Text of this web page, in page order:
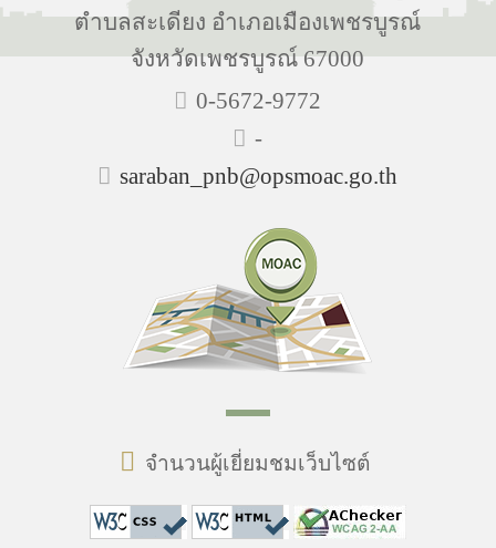
ตำบลสะเดียง อำเภอเมืองเพชรบูรณ์
จังหวัดเพชรบูรณ์ 67000
0-5672-9772
-
saraban_pnb@opsmoac.go.th
จำนวนผู้เยี่ยมชมเว็บไซต์